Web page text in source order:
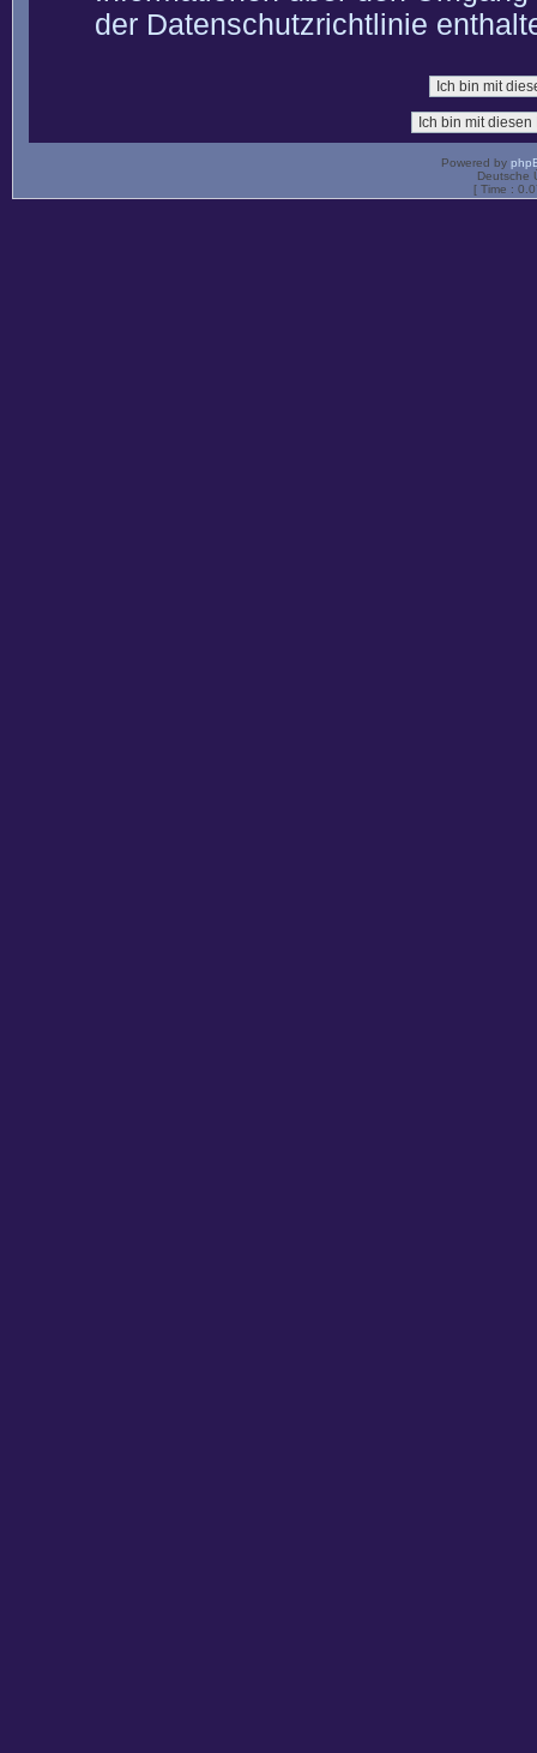
der Datenschutzrichtlinie
Powered by
Deutsche
[ Time :